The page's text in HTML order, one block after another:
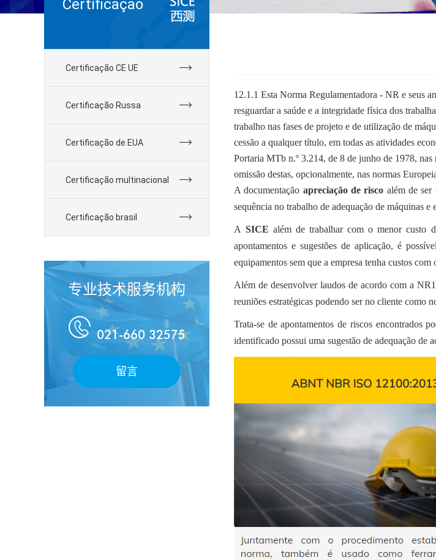
Certificação
Certificação CE UE
Certificação Russa
Certificação de EUA
Certificação multinacional
Certificação brasil
专业技术服务机构
 021-660 32575
留言
12.1.1 Esta Norma Regulamentadora - NR e seus
resguardar a saúde e a integridade física dos
trabalho nas fases de projeto e de utilização de
cessão a qualquer título, em todas as atividades
Portaria MTb n.º 3.214, de 8 de junho de 1978, nas
omissão destas, opcionalmente, nas normas
A documentação apreciação de risco além de
sequência no trabalho de adequação de máquinas e
ASICE além de trabalhar com o menor custo
apontamentos e sugestões de aplicação, é
equipamentos sem que a empresa tenha custos com
Além de desenvolver laudos de acordo com a
reuniões estratégicas podendo ser no cliente como
Trata-se de apontamentos de riscos encontrados
identificado possui uma sugestão de adequação de